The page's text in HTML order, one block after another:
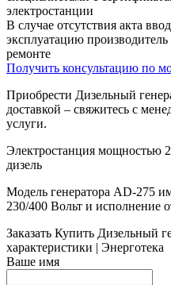
электростанции
В случае отсутствия акта
эксплуатацию
ремонте
Получить консультацию по
Приобрести Дизельный
доставкой – свяжитесь с
услуги.
Электростанция мощностью
дизель
Модель генератора AD-275
230/400 Вольт и исполнение
Заказать Купить Дизельный
характеристики | Энерготека
Ваше имя